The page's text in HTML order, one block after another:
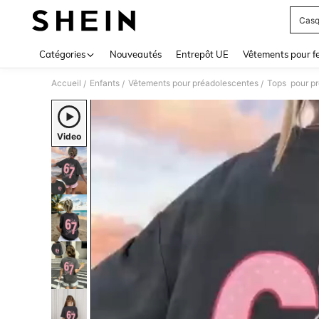
Catégories Nouveautés Entrepôt UE Vêtements pour
Accueil / Enfants / Vêtements pour préadolescentes / Tops pour
Video